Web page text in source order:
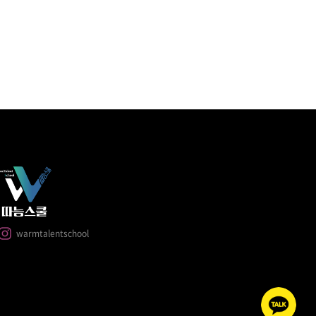
warmtalentschool